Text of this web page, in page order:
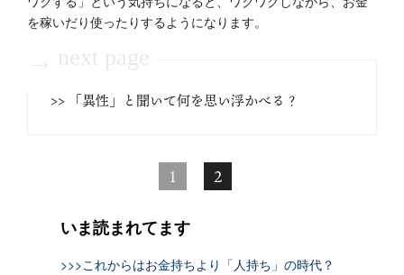
を稼いだり使ったりするようになります。
>> 「異性」と聞いて何を思い浮かべる？
1 2
いま読まれてます
>>>これからはお金持ちより「人持ち」の時代？